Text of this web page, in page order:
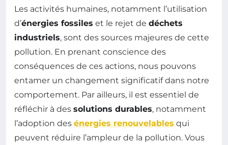
Les activités humaines, notamment l’utilisation
d’énergies fossiles et le rejet de déchets
industriels, sont des sources majeures de cette
pollution. En prenant conscience des
conséquences de ces actions, nous pouvons
entamer un changement significatif dans notre
comportement. Par ailleurs, il est essentiel de
réfléchir à des solutions durables, notamment
l’adoption des énergies renouvelables qui
peuvent réduire l’ampleur de la pollution. Vous